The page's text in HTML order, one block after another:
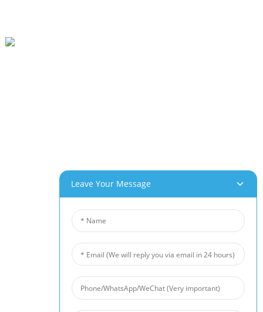
Produsele Noastre
Pâslă Din Fibră De Nichel
Pâslă Din Fibră De Titan
Plasă De Sârmă Sinterizată Metalică
Leave Your Message